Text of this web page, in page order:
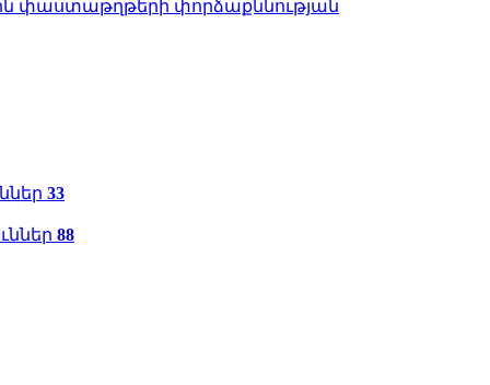
փաստաթղթերի փորձաքննության
33
88